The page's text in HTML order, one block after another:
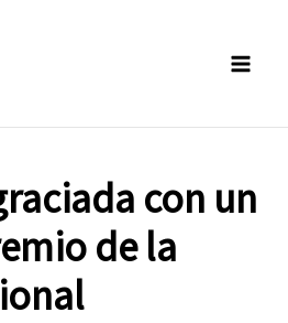
con un
de la